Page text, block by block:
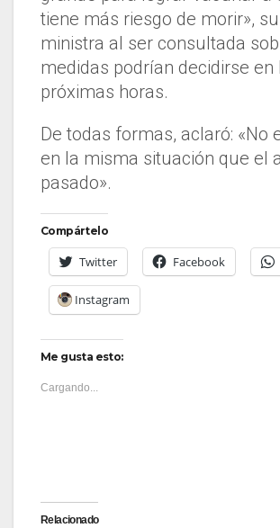
tiene más riesgo de morir»,
ministra al ser consultada
medidas podrían decidirse en
próximas horas.
De todas formas, aclaró: «No
en la misma situación que el
pasado».
Compártelo
Twitter Facebook
Instagram
Me gusta esto:
Cargando...
Relacionado